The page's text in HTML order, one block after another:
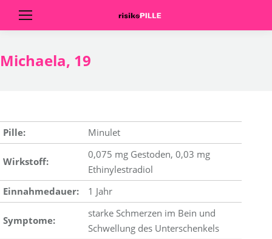
Michaela, 19
Pille: Minulet
Wirkstoff:
0,075 mg Gestoden, 0,03 mg
Ethinylestradiol
Einnahmedauer:
1 Jahr
Symptome:
starke Schmerzen im Bein und
Schwellung des Unterschenkels